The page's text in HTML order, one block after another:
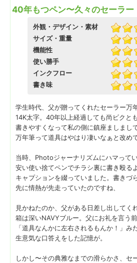
40年もつペン〜久々のセーラー
外観・デザイン・素材
サイズ・重量
機能性
使い勝手
インクフロー
書き味
学生時代、父が贈ってくれたセーラー万年
14K太字。40年以上経過しても尚ビクと
書きやすくなって私の側に鎮座ましまし
万年筆って道具はやはり凄いなぁと改め
当時、Photoジャーナリズムにハマって
安い使い捨てペンでチラシ裏に書き殴る
キャプションを綴っていました。書きづ
先に情熱が先走っていたのですね、
見かねたのか、父がある日差し出してく
箱は深いNAVYブルー。父にお礼を言う
「道具なんかに左右されるもんか！」み
生意気な口答えをした記憶が。
しかし〜その典雅なまでの滑らかさ、セ